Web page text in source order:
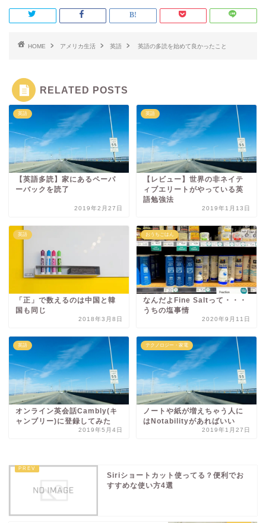
HOME アメリカ生活 英語 英語の多読を始めて良かったこと
RELATED POSTS
英語
【英語多読】家にあるペーパ
ーバックを読了
2019年2月27日
英語
【レビュー】世界の非ネイテ
ィブエリートがやっている英
語勉強法
2019年1月13日
英語
「正」で数えるのは中国と韓
国も同じ
2018年3月8日
おうちごはん
なんだよFine Saltって・・・
うちの塩事情
2020年9月11日
英語
オンライン英会話Cambly(キ
ャンブリー)に登録してみた
2019年5月4日
テクノロジー・家電
ノートや紙が増えちゃう人に
はNotabilityがあればいい
2019年1月27日
Siriショートカット使ってる？便利でお
すすめな使い方4選